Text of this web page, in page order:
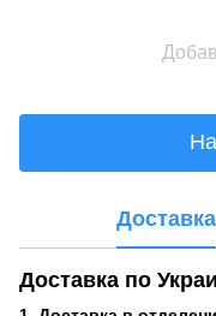
Доставка
Доставка по